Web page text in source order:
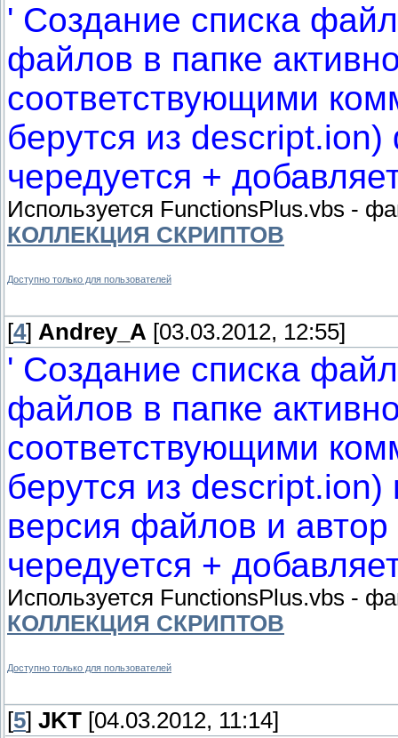
' Создание списка
файлов в папке
соответствующими
берутся из
чередуется +
Используется FunctionsPlus.vbs -
КОЛЛЕКЦИЯ СКРИПТОВ
Доступно только для пользователей
[4] Andrey_A [03.03.2012, 12:55]
' Создание списка
файлов в папке
соответствующими
берутся из
версия файлов и
чередуется +
Используется FunctionsPlus.vbs -
КОЛЛЕКЦИЯ СКРИПТОВ
Доступно только для пользователей
[5] JKT [04.03.2012, 11:14]